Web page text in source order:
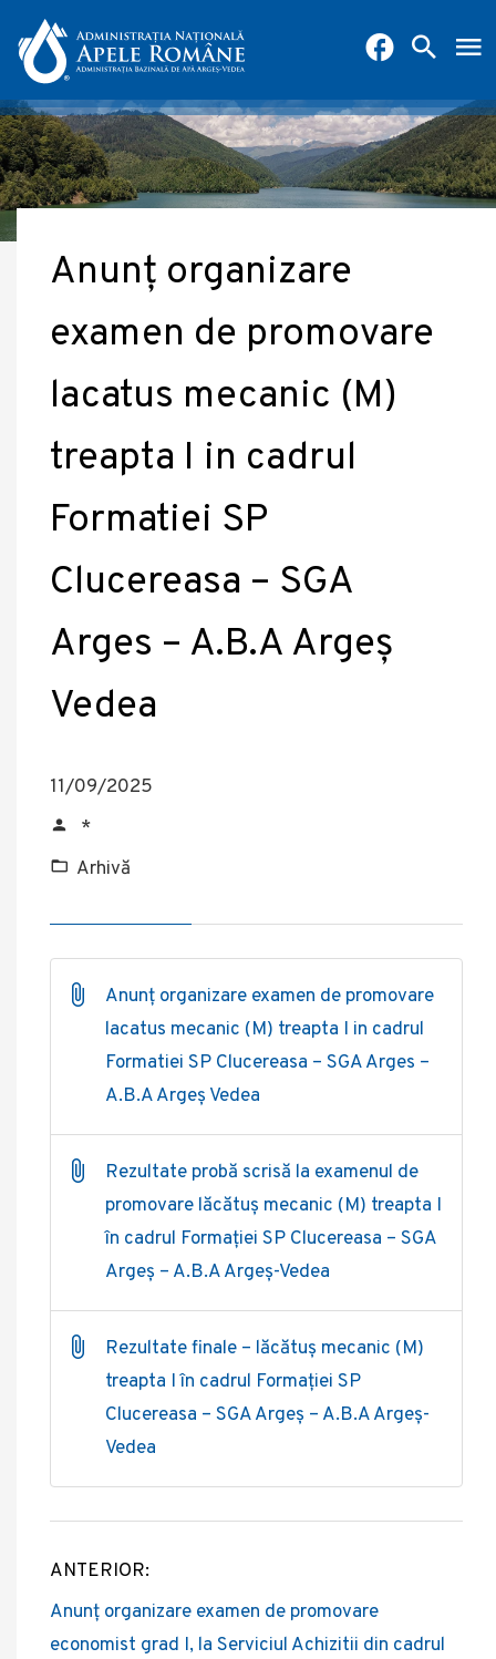
Anunț organizare
examen de promovare
lacatus mecanic (M)
treapta I in cadrul
Formatiei SP
Clucereasa – SGA
Arges – A.B.A Argeș
Vedea
11/09/2025
*
Arhivă
Anunț organizare examen de promovare
lacatus mecanic (M) treapta I in cadrul
Formatiei SP Clucereasa – SGA Arges –
A.B.A Argeș Vedea
Rezultate probă scrisă la examenul de
promovare lăcătuș mecanic (M) treapta I
în cadrul Formației SP Clucereasa – SGA
Argeș – A.B.A Argeș-Vedea
Rezultate finale – lăcătuș mecanic (M)
treapta I în cadrul Formației SP
Clucereasa – SGA Argeș – A.B.A Argeș-
Vedea
Post
navigation
ANTERIOR:
Anunț organizare examen de promovare
economist grad I, la Serviciul Achizitii din cadrul